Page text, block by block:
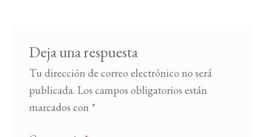
LISTA DE LIBROS
Deja una respuesta
Tu dirección de correo electrónico no será
publicada. Los campos obligatorios están
marcados con *